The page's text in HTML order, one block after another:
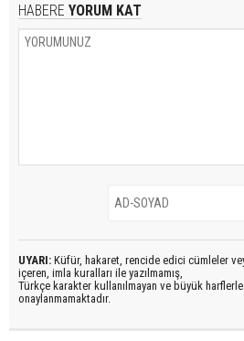
HABERE YORUM KAT
UYARI: Küfür, hakaret, rencide edici cümleler
içeren, imla kuralları ile yazılmamış,
Türkçe karakter kullanılmayan ve büyük harflerle
onaylanmamaktadır.